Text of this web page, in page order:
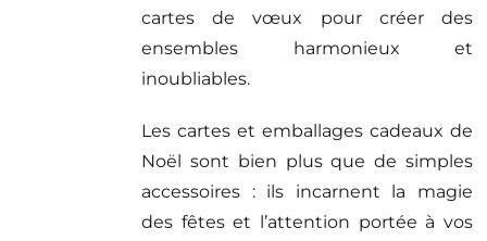
cartes de vœux pour créer des
ensembles harmonieux et
inoubliables.
Les cartes et emballages cadeaux de
Noël sont bien plus que de simples
accessoires : ils incarnent la magie
des fêtes et l’attention portée à vos